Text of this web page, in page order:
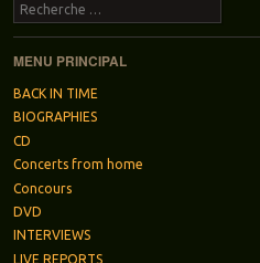
Recherche
MENU PRINCIPAL
BACK IN TIME
BIOGRAPHIES
CD
Concerts from home
Concours
DVD
INTERVIEWS
LIVE REPORTS